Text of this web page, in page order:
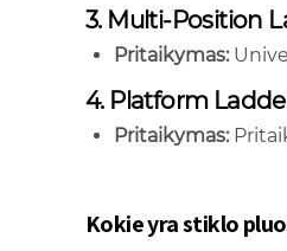
3. Multi-Position
Pritaikymas:
4. Platform
Pritaikymas:
Kokie yra stiklo